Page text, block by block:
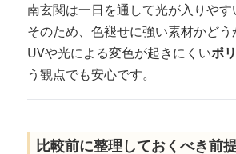
南玄関は一日を通して光が入りやす
そのため、色褪せに強い素材かどう
UVや光による変色が起きにくいポ
う観点でも安心です。
比較前に整理しておくべき前